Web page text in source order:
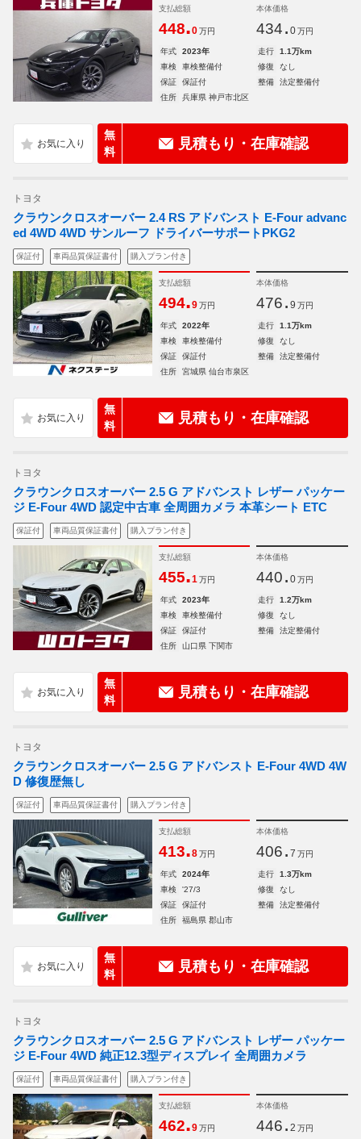
支払総額
448.0 万円
本体価格
434. 0 万円
年式 2023年 走行
1.1万km
車検
車検整備付 修復
なし
保証
保証付 整備
法定整備付
住所
兵庫県 神戸市北区
無
料
見積もり・在庫確認
トヨタ
クラウンクロスオーバー 2.4 RS アドバンスト E-Four advanc
ed 4WD 4WD サンルーフ ドライバーサポートPKG2
保証付 車両品質保証書付 購入プラン付き
支払総額
494.9 万円
本体価格
476. 9 万円
年式 2022年 走行
1.1万km
車検
車検整備付 修復
なし
保証
保証付 整備
法定整備付
住所
宮城県 仙台市泉区
無
料
見積もり・在庫確認
トヨタ
クラウンクロスオーバー 2.5 G アドバンスト レザー パッケー
ジ E-Four 4WD 認定中古車 全周囲カメラ 本革シート ETC
保証付 車両品質保証書付 購入プラン付き
支払総額
455.1 万円
本体価格
440. 0 万円
年式 2023年 走行
1.2万km
車検
車検整備付 修復
なし
保証
保証付 整備
法定整備付
住所
山口県 下関市
無
料
見積もり・在庫確認
トヨタ
クラウンクロスオーバー 2.5 G アドバンスト E-Four 4WD 4W
D 修復歴無し
保証付 車両品質保証書付 購入プラン付き
支払総額
413.8 万円
本体価格
406. 7 万円
年式 2024年 走行
1.3万km
車検
'27/3 修復
なし
保証
保証付 整備
法定整備付
住所
福島県 郡山市
無
料
見積もり・在庫確認
トヨタ
クラウンクロスオーバー 2.5 G アドバンスト レザー パッケー
ジ E-Four 4WD 純正12.3型ディスプレイ 全周囲カメラ
保証付 車両品質保証書付 購入プラン付き
支払総額
462.9 万円
本体価格
446. 2 万円